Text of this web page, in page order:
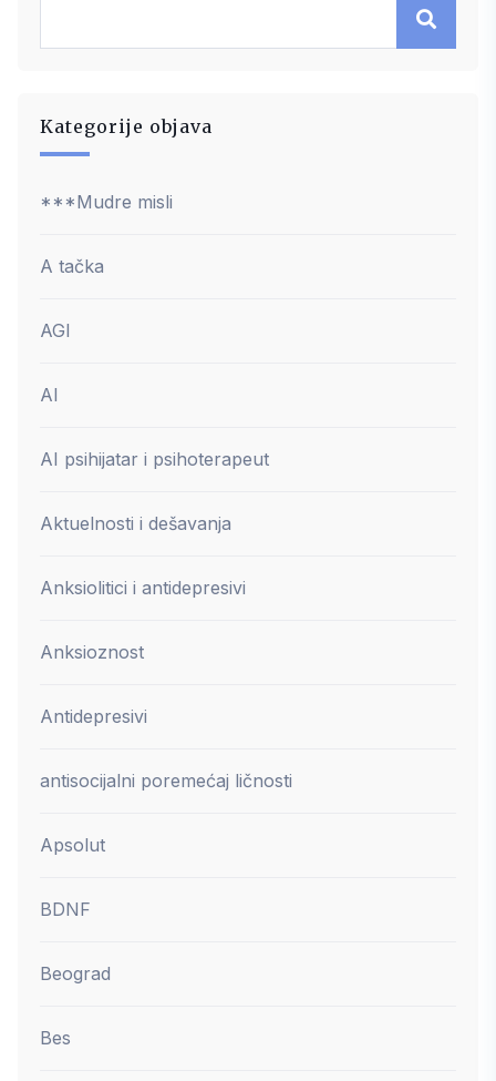
Kategorije objava
***Mudre misli
A tačka
AGI
AI
AI psihijatar i psihoterapeut
Aktuelnosti i dešavanja
Anksiolitici i antidepresivi
Anksioznost
Antidepresivi
antisocijalni poremećaj ličnosti
Apsolut
BDNF
Beograd
Bes